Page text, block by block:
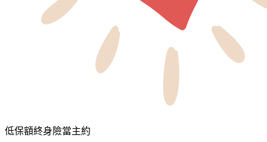
低保額終身險當主約